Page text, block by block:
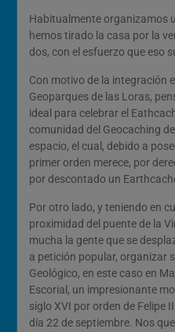
Habitualmente organizamos
hemos tirado la casa por la
dos, con el esfuerzo que eso
Con motivo de la integración
Geoparques de las Loras,
ideal para celebrar el
comunidad del Geocaching
espacio, el cual, debido a
primer orden merece, por
por descontado un
Por otro lado, y teniendo en
proximidad del puente de la
mucha la gente que se
a petición popular, organizar
Geológico, en este caso en
Escorial, un impresionante
siglo XVI por orden de Felipe
día 22 de septiembre. Nos